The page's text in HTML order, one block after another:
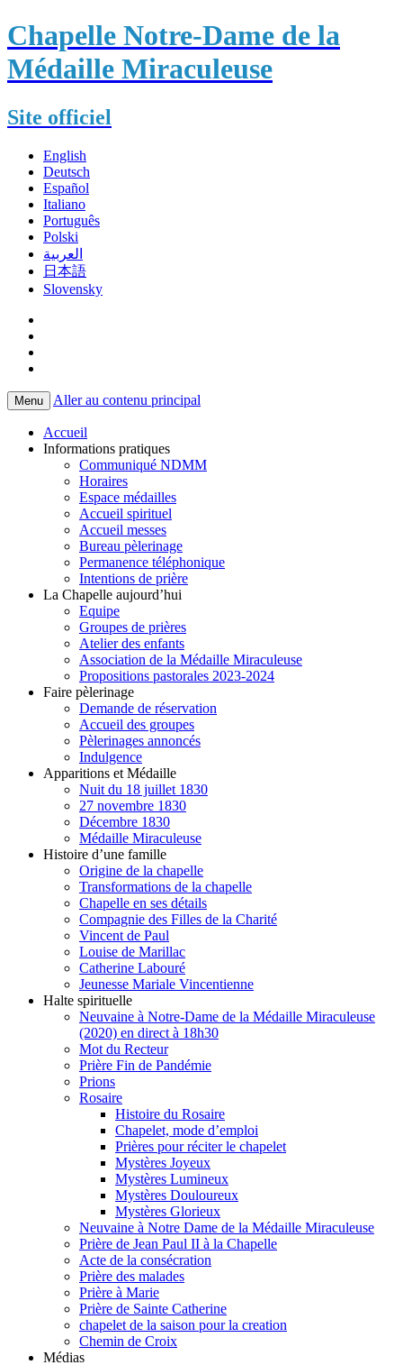
Chapelle Notre-Dame de la
Médaille Miraculeuse
Site officiel
English
Deutsch
Español
Italiano
Português
Polski
العربية
日本語
Slovensky
Menu Aller au contenu principal
Accueil
Informations pratiques
Communiqué NDMM
Horaires
Espace médailles
Accueil spirituel
Accueil messes
Bureau pèlerinage
Permanence téléphonique
Intentions de prière
La Chapelle aujourd’hui
Equipe
Groupes de prières
Atelier des enfants
Association de la Médaille Miraculeuse
Propositions pastorales 2023-2024
Faire pèlerinage
Demande de réservation
Accueil des groupes
Pèlerinages annoncés
Indulgence
Apparitions et Médaille
Nuit du 18 juillet 1830
27 novembre 1830
Décembre 1830
Médaille Miraculeuse
Histoire d’une famille
Origine de la chapelle
Transformations de la chapelle
Chapelle en ses détails
Compagnie des Filles de la Charité
Vincent de Paul
Louise de Marillac
Catherine Labouré
Jeunesse Mariale Vincentienne
Halte spirituelle
Neuvaine à Notre-Dame de la Médaille Miraculeuse
(2020) en direct à 18h30
Mot du Recteur
Prière Fin de Pandémie
Prions
Rosaire
Histoire du Rosaire
Chapelet, mode d’emploi
Prières pour réciter le chapelet
Mystères Joyeux
Mystères Lumineux
Mystères Douloureux
Mystères Glorieux
Neuvaine à Notre Dame de la Médaille Miraculeuse
Prière de Jean Paul II à la Chapelle
Acte de la consécration
Prière des malades
Prière à Marie
Prière de Sainte Catherine
chapelet de la saison pour la creation
Chemin de Croix
Médias